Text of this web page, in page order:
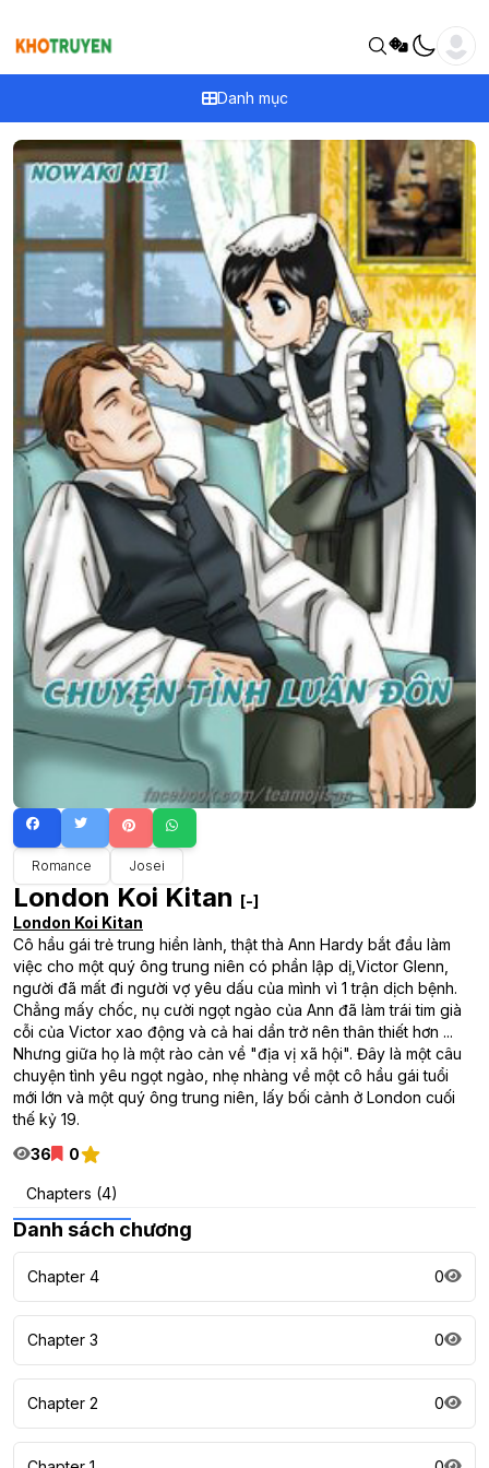
Danh mục
Romance Josei
London Koi Kitan [-]
London Koi Kitan
Cô hầu gái trẻ trung hiền lành, thật thà Ann Hardy bắt đầu làm
việc cho một quý ông trung niên có phần lập dị,Victor Glenn,
người đã mất đi người vợ yêu dấu của mình vì 1 trận dịch bệnh.
Chẳng mấy chốc, nụ cười ngọt ngào của Ann đã làm trái tim già
cỗi của Victor xao động và cả hai dần trở nên thân thiết hơn ...
Nhưng giữa họ là một rào cản về "địa vị xã hội". Đây là một câu
chuyện tình yêu ngọt ngào, nhẹ nhàng về một cô hầu gái tuổi
mới lớn và một quý ông trung niên, lấy bối cảnh ở London cuối
thế kỷ 19.
36
0
Chapters (4)
Danh sách chương
Chapter 4 0
Chapter 3 0
Chapter 2 0